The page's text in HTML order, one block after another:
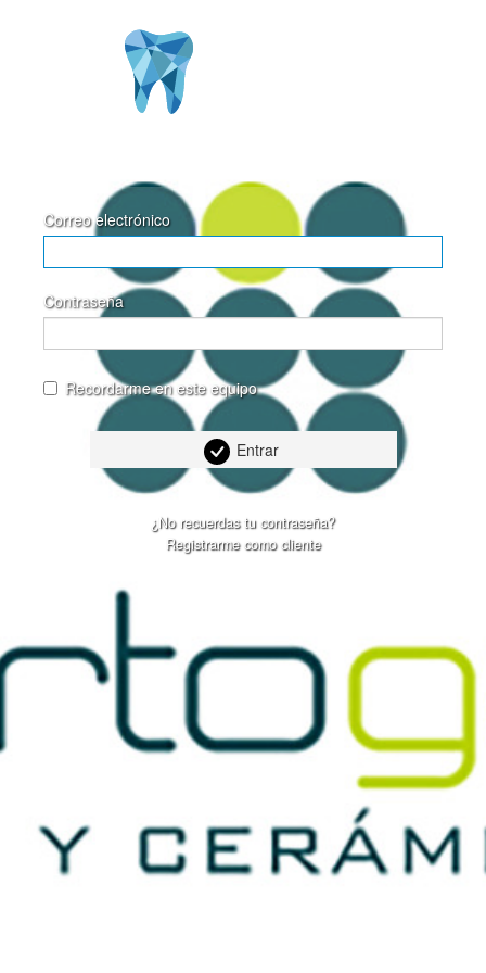
Correo electrónico
Contraseña
Recordarme en este equipo
Entrar
¿No recuerdas tu contraseña?
Registrarme como cliente